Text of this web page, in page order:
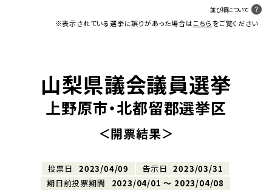
並び順について
※表示されている選挙に誤りがあった場合はこちら をご覧ください
山梨県議会議員選挙
上野原市・北都留郡選挙区
＜開票結果＞
投票日 2023/04/09 告示日
2023/03/31
期日前投票期間
2023/04/01 〜 2023/04/08